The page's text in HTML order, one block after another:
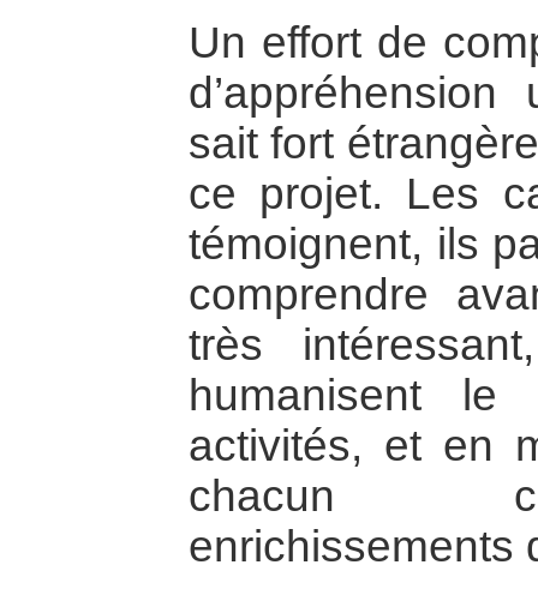
Un effort de
sait fort
ce projet. Les
témoignent, ils
comprendre
très
humanisent le
activités, et en
chacun
enrichissements